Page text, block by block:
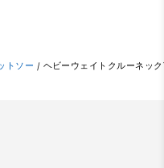
トソー / ヘビーウェイトクルーネッ